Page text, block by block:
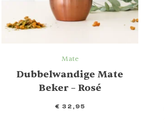
Mate
Dubbelwandige Mate
Beker – Rosé
€ 32,95